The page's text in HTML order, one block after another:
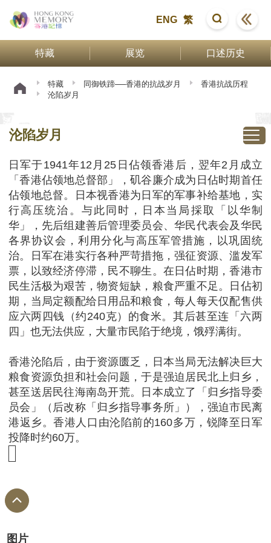
ENG 繁
特藏 展览 口述历史
特藏 同御铁蹄──香港的抗战岁月
香港抗战历程
沦陷岁月
沦陷岁月
日军于1941年12月25日佔领香港后，翌年2月成立
「香港佔领地总督部」，矶谷廉介成为日佔时期首任
佔领地总督。日本视香港为日军的军事补给基地，实
行高压统治。与此同时，日本当局採取「以华制
华」，先后组建善后管理委员会、华民代表会及华民
各界协议会，利用分化与高压军管措施，以巩固统
治。日军在港实行各种严苛措拖，强征资源、滥发军
票，以致经济停滞，民不聊生。在日佔时期，香港市
民生活极为艰苦，物资短缺，粮食严重不足。日佔初
期，当局定额配给日用品和粮食，每人每天仅配售供
应六两四钱（约240克）的食米。其后甚至连「六两
四」也无法供应，大量市民陷于绝境，饿殍满街。
香港沦陷后，由于资源匮乏，日本当局无法解决巨大
粮食资源负担和社会问题，于是强迫居民北上归乡，
甚至送居民往海南岛开荒。日本成立了「归乡指导委
员会」（后改称「归乡指导事务所」），强迫市民离
港返乡。香港人口由沦陷前的160多万，锐降至日军
投降时约60万。
图片